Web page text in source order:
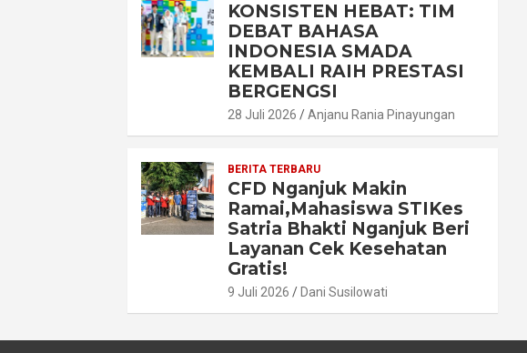
KONSISTEN HEBAT: TIM
DEBAT BAHASA
INDONESIA SMADA
KEMBALI RAIH PRESTASI
BERGENGSI
28 Juli 2026 Anjanu Rania Pinayungan
BERITA TERBARU
CFD Nganjuk Makin
Ramai,Mahasiswa STIKes
Satria Bhakti Nganjuk Beri
Layanan Cek Kesehatan
Gratis!
9 Juli 2026 Dani Susilowati